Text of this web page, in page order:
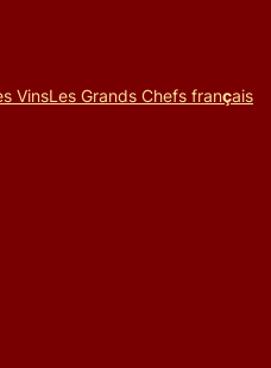
VinsLes Grands Chefs français